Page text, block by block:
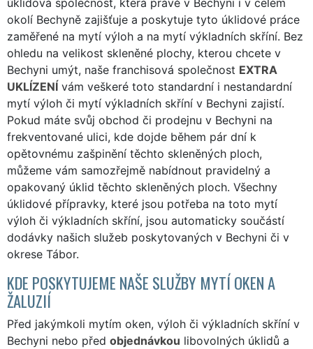
okolí Bechyně zajišťuje a poskytuje tyto úklidové práce
zaměřené na mytí výloh a na mytí výkladních skříní. Bez
ohledu na velikost skleněné plochy, kterou chcete v
Bechyni umýt, naše franchisová společnost EXTRA
UKLÍZENÍ vám veškeré toto standardní i nestandardní
mytí výloh či mytí výkladních skříní v Bechyni zajistí.
Pokud máte svůj obchod či prodejnu v Bechyni na
frekventované ulici, kde dojde během pár dní k
opětovnému zašpinění těchto skleněných ploch,
můžeme vám samozřejmě nabídnout pravidelný a
opakovaný úklid těchto skleněných ploch. Všechny
úklidové přípravky, které jsou potřeba na toto mytí
výloh či výkladních skříní, jsou automaticky součástí
dodávky našich služeb poskytovaných v Bechyni či v
okrese Tábor.
KDE POSKYTUJEME NAŠE SLUŽBY MYTÍ OKEN A
ŽALUZIÍ
Před jakýmkoli mytím oken, výloh či výkladních skříní v
Bechyni nebo před objednávkou libovolných úklidů a